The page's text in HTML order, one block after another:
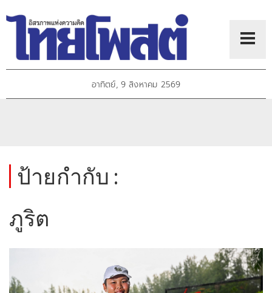
อาทิตย์, 9 สิงหาคม 2569
ป้ายกำกับ :
ภูริต